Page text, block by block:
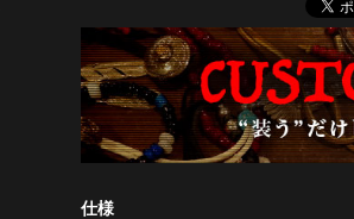
仕様